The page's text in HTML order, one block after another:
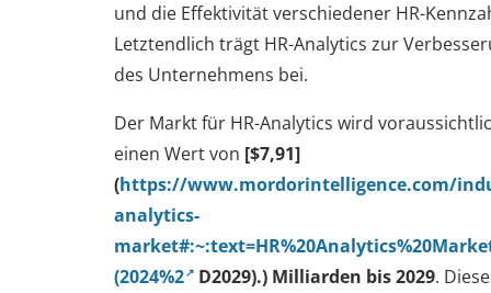
und die Effektivität verschiedener HR-
Letztendlich trägt HR-Analytics zur
des Unternehmens bei.
Der Markt für HR-Analytics wird
einen Wert von [$7,91]
(https://www.mordorintelligence.com/
analytics-
(2024%2
D2029).) Milliarden bis 2029.